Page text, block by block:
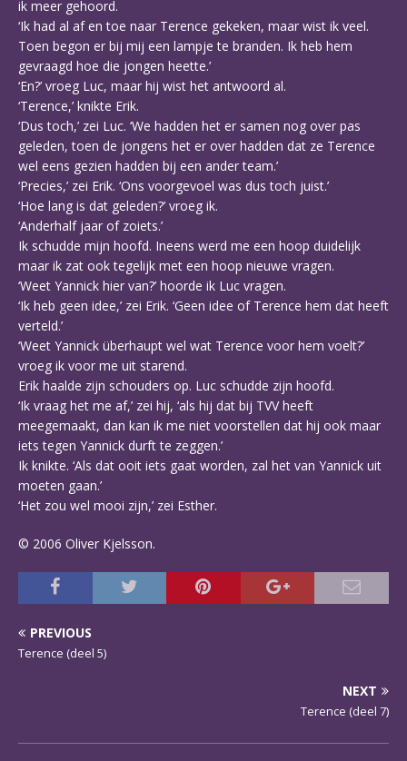
ik meer gehoord.
‘Ik had al af en toe naar Terence gekeken, maar wist ik veel.
Toen begon er bij mij een lampje te branden. Ik heb hem
gevraagd hoe die jongen heette.’
‘En?’ vroeg Luc, maar hij wist het antwoord al.
‘Terence,’ knikte Erik.
‘Dus toch,’ zei Luc. ‘We hadden het er samen nog over pas
geleden, toen de jongens het er over hadden dat ze Terence
wel eens gezien hadden bij een ander team.’
‘Precies,’ zei Erik. ‘Ons voorgevoel was dus toch juist.’
‘Hoe lang is dat geleden?’ vroeg ik.
‘Anderhalf jaar of zoiets.’
Ik schudde mijn hoofd. Ineens werd me een hoop duidelijk
maar ik zat ook tegelijk met een hoop nieuwe vragen.
‘Weet Yannick hier van?’ hoorde ik Luc vragen.
‘Ik heb geen idee,’ zei Erik. ‘Geen idee of Terence hem dat heeft
verteld.’
‘Weet Yannick überhaupt wel wat Terence voor hem voelt?’
vroeg ik voor me uit starend.
Erik haalde zijn schouders op. Luc schudde zijn hoofd.
‘Ik vraag het me af,’ zei hij, ‘als hij dat bij TVV heeft
meegemaakt, dan kan ik me niet voorstellen dat hij ook maar
iets tegen Yannick durft te zeggen.’
Ik knikte. ‘Als dat ooit iets gaat worden, zal het van Yannick uit
moeten gaan.’
‘Het zou wel mooi zijn,’ zei Esther.
© 2006 Oliver Kjelsson.
PREVIOUS
Terence (deel 5)
NEXT
Terence (deel 7)